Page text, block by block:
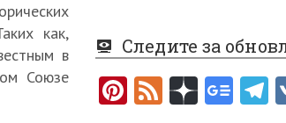
как,
в
Союзе
Следите за
Pi F